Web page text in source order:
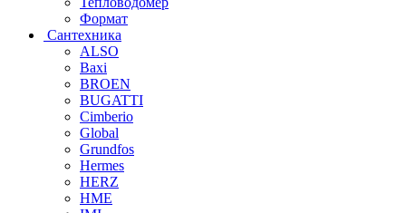
Формат
Сантехника
ALSO
Baxi
BROEN
BUGATTI
Cimberio
Global
Grundfos
Hermes
HERZ
HME